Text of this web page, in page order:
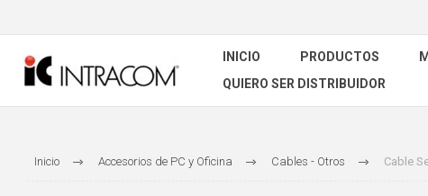
INICIO PRODUCTOS
QUIERO SER DISTRIBUIDOR
Inicio Accesorios de PC y Oficina Cables - Otros Cable